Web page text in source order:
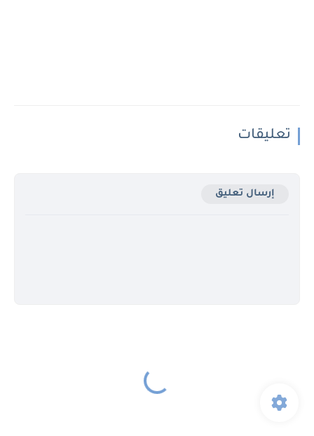
تعليقات
إرسال تعليق